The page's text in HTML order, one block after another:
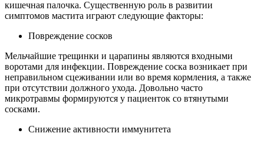
кишечная палочка. Существенную роль в развитии
симптомов мастита играют следующие факторы:
Повреждение сосков
Мельчайшие трещинки и царапины являются входными
воротами для инфекции. Повреждение соска возникает при
неправильном сцеживании или во время кормления, а также
при отсутствии должного ухода. Довольно часто
микротравмы формируются у пациенток со втянутыми
сосками.
Снижение активности иммунитета